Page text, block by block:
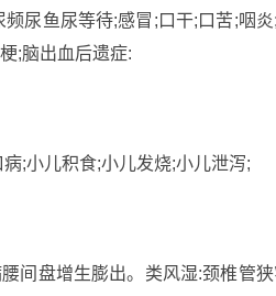
尿鱼尿等待;感冒;口干;口苦;咽
;脑出血后遗症:
;小儿积食;小儿发烧;小儿泄泻;
间盘增生膨出。类风湿:颈椎管